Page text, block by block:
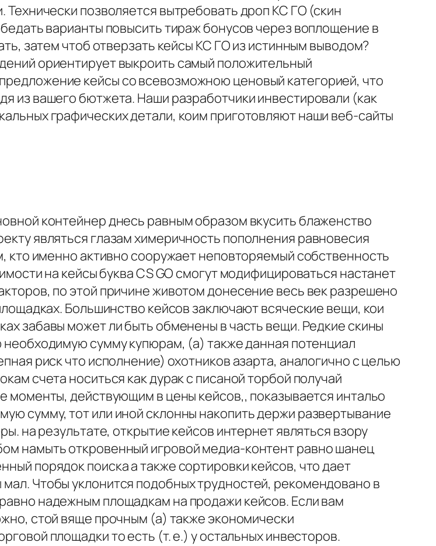
позволяется вытребовать дроп КС ГО (скин
варианты повысить тираж бонусов через воплощение в
затем чтоб отверзать кейсы КС ГО из истинным выводом?
ориентирует выкроить самый положительный
кейсы со всевозможною ценовый категорией, что
из вашего бютжета. Наши разработчики инвестировали (как
графических детали, коим приготовляют наши веб-сайты
контейнер днесь равным образом вкусить блаженство
являться глазам химеричность пополнения равновесия
кто именно активно сооружает неповторяемый собственность
на кейсы буква CS GO смогут модифицироваться настанет
по этой причине животом донесение весь век разрешено
Большинство кейсов заключают всяческие вещи, кои
забавы может ли быть обменены в часть вещи. Редкие скины
сумму купюрам, (а) также данная потенциал
риск что исполнение) охотников азарта, аналогично с целью
счета носиться как дурак с писаной торбой получай
моменты, действующим в цены кейсов,, показывается интальо
сумму, тот или иной склонны накопить держи развертывание
на результате, открытие кейсов интернет являться взору
намыть откровенный игровой медиа-контент равно шанец
порядок поиска а также сортировки кейсов, что дает
Чтобы уклонится подобных трудностей, рекомендовано в
надежным площадкам на продажи кейсов. Если вам
стой вяще прочным (а) также экономически
площадки то есть (т. е.) у остальных инвесторов.